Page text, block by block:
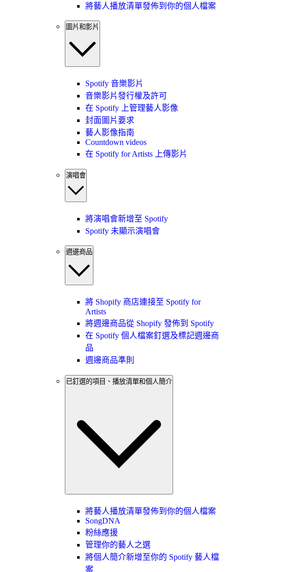
將藝人播放清單發佈到你的個人檔案
圖片和影片
Spotify 音樂影片
音樂影片發行權及許可
在 Spotify 上管理藝人影像
封面圖片要求
藝人影像指南
Countdown videos
在 Spotify for Artists 上傳影片
演唱會
將演唱會新增至 Spotify
Spotify 未顯示演唱會
週邊商品
將 Shopify 商店連接至 Spotify for
Artists
將週邊商品從 Shopify 發佈到 Spotify
在 Spotify 個人檔案釘選及標記週邊商
品
週邊商品準則
已釘選的項目、播放清單和個人簡介
將藝人播放清單發佈到你的個人檔案
SongDNA
粉絲應援
管理你的藝人之選
將個人簡介新增至你的 Spotify 藝人檔
案